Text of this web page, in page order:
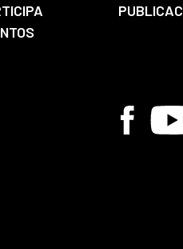
Facebook